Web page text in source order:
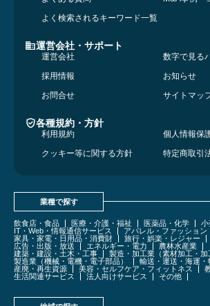
よく検索されるキーワード一覧
運営会社・サポート
運営会社
数字で見る
採用情報
お知らせ
お問合せ
サイトマッ
各種規約・方針
利用規約
個人情報保
クッキー等に関する方針
特定商取引
業種で探す
飲食店・食品 医療・介護・福祉 医薬品・化学
小
IT・Web・情報通信サービス
アパレル・ファッション
家具・家電・日用品・消費財
旅行・娯楽・レジャー
広告・出版・放送
エネルギー・電力
農林水産業
建築・建設・土木・工事
製造・加工業（素材加工・加
製造業（機械・電機・電子部品）
輸送・運送・海運・
産廃・再生資源
美容・セルフケア・フィットネス
生活関連サービス
法人向けサービス その他